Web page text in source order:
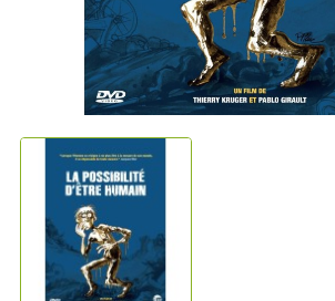
CULTUREL